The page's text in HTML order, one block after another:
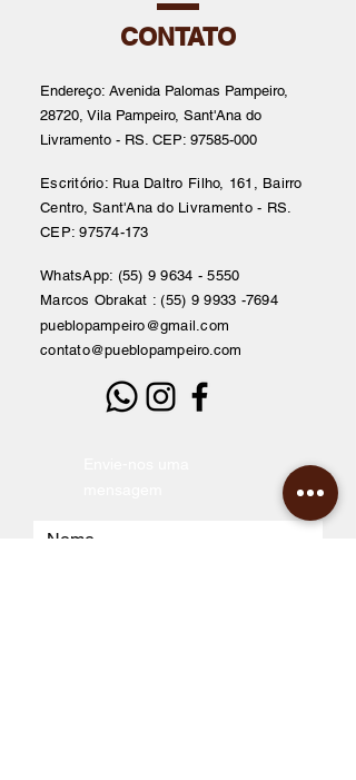
CONTATO
Endereço: Avenida Palomas Pampeiro,
28720, Vila Pampeiro, Sant'Ana do
Livramento - RS. CEP: 97585-000
Escritório: Rua Daltro Filho, 161, Bairro
Centro,Sant'Ana do Livramento - RS.
CEP:97574-173
WhatsApp: (55) 9 9634 - 5550
Marcos Obrakat : (55) 9 9933 -7694
pueblopampeiro@gmail.com
contato@pueblopampeiro.com